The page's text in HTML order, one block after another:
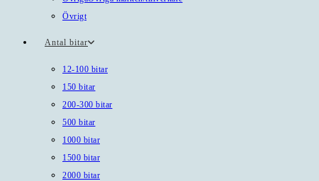
Övrigt
Antal bitar
12-100 bitar
150 bitar
200-300 bitar
500 bitar
1000 bitar
1500 bitar
2000 bitar